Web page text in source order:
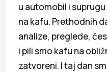
u automobil i
na kafu. Prethodnih
analize, preglede,
i pili smo kafu na
zatvoreni. I taj dan